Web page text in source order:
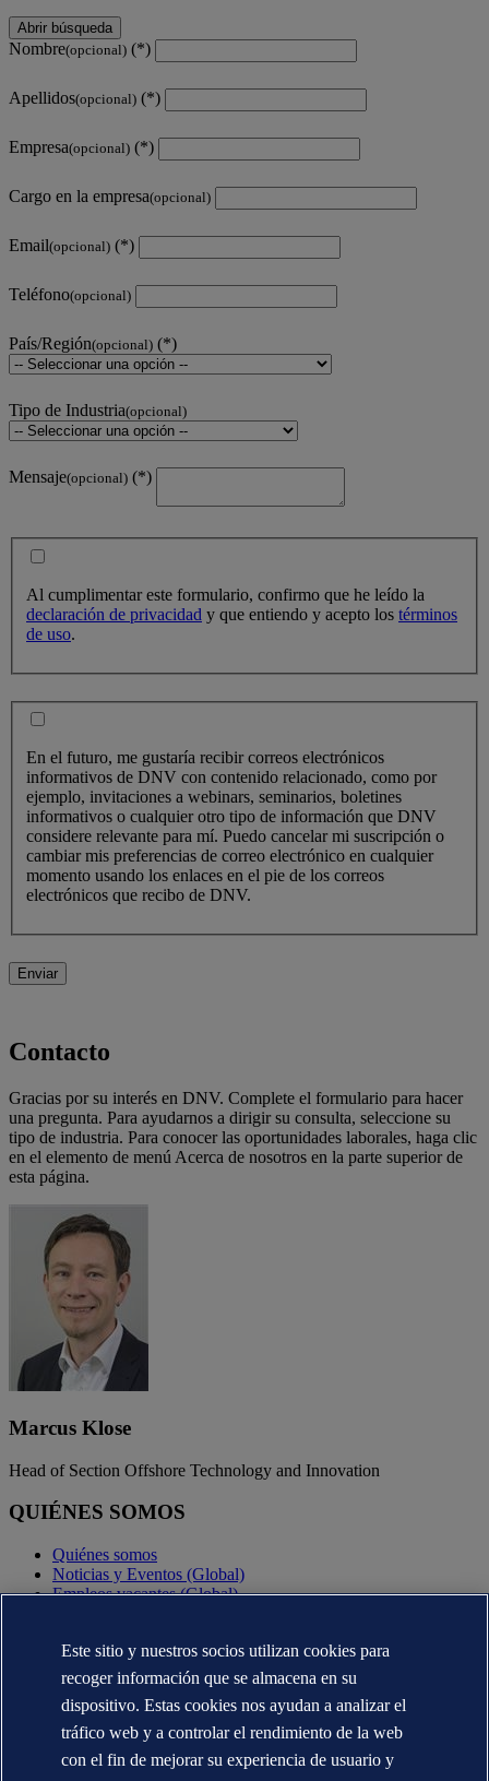
Abrir búsqueda
Nombre(opcional)
Apellidos(opcional)
Empresa(opcional)
Cargo en la empresa(opcional)
Email(opcional)
Teléfono(opcional)
País/Región(opcional)
Tipo de Industria(opcional)
Mensaje(opcional)
Al cumplimentar este formulario, confirmo que he leído la
declaración de privacidad y que entiendo y acepto los términos
de uso.
En el futuro, me gustaría recibir correos electrónicos
informativos de DNV con contenido relacionado, como por
ejemplo, invitaciones a webinars, seminarios, boletines
informativos o cualquier otro tipo de información que DNV
considere relevante para mí. Puedo cancelar mi suscripción o
cambiar mis preferencias de correo electrónico en cualquier
momento usando los enlaces en el pie de los correos
electrónicos que recibo de DNV.
Enviar
Contacto
Gracias por su interés en DNV. Complete el formulario para hacer
una pregunta. Para ayudarnos a dirigir su consulta, seleccione su
tipo de industria. Para conocer las oportunidades laborales, haga clic
en el elemento de menú Acerca de nosotros en la parte superior de
esta página.
Marcus Klose
Head of Section Offshore Technology and Innovation
QUIÉNES SOMOS
Quiénes somos
Noticias y Eventos (Global)
Empleos vacantes (Global)
CONTÁCTENOS
Contacte con nosotros
Dónde estamos
Media contacts (Global)
Veracity.com
Este sitio y nuestros socios utilizan cookies para
recoger información que se almacena en su
dispositivo. Estas cookies nos ayudan a analizar el
tráfico web y a controlar el rendimiento de la web
con el fin de mejorar su experiencia de usuario y